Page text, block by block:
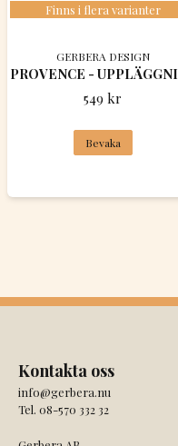
Finns i flera varianter
GERBERA DESIGN
549 kr
Bevaka
Kontakta oss
info@gerbera.nu
Tel. 08-570 332 32